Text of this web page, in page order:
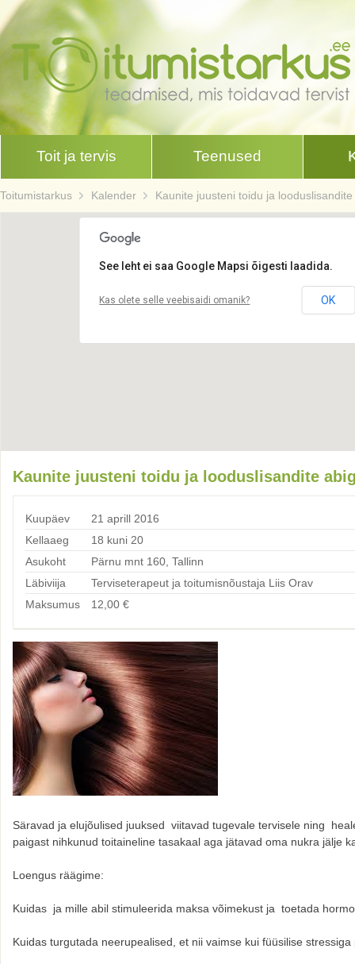
Toit ja tervis Teenused
Toitumistarkus Kalender Kaunite juusteni toidu ja
See leht ei saa Google Mapsi õigesti laadida.
Kas olete selle veebisaidi omanik? OK
Kaunite juusteni toidu ja looduslisandite
Kuupäev
21 aprill 2016
Kellaaeg
18 kuni 20
Asukoht
Pärnu mnt 160, Tallinn
Läbiviija
Terviseterapeut ja toitumisnõustaja Liis Orav
Maksumus
12,00 €
Säravad ja elujõulised juuksed viitavad tugevale tervisele ning
paigast nihkunud toitaineline tasakaal aga jätavad oma nukra jälje
Loengus räägime:
Kuidas ja mille abil stimuleerida maksa võimekust ja toetada
Kuidas turgutada neerupealised, et nii vaimse kui füüsilise